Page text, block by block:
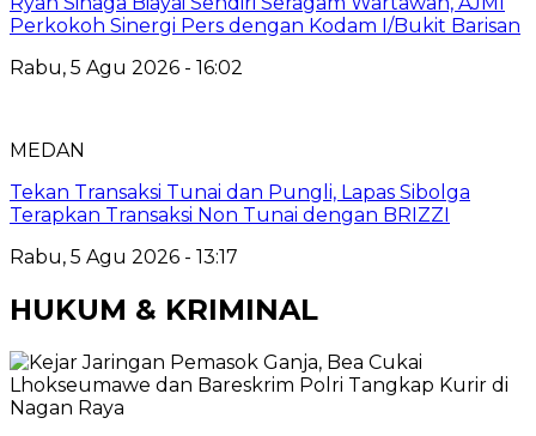
Perkokoh Sinergi Pers dengan Kodam I/Bukit Barisan
Rabu, 5 Agu 2026 - 16:02
MEDAN
Tekan Transaksi Tunai dan Pungli, Lapas Sibolga
Terapkan Transaksi Non Tunai dengan BRIZZI
Rabu, 5 Agu 2026 - 13:17
HUKUM & KRIMINAL